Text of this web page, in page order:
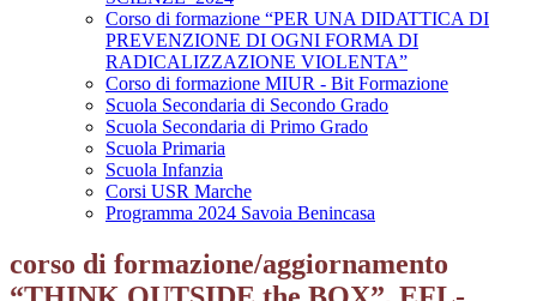
Corso di formazione “PER UNA DIDATTICA DI
PREVENZIONE DI OGNI FORMA DI
RADICALIZZAZIONE VIOLENTA”
Corso di formazione MIUR - Bit Formazione
Scuola Secondaria di Secondo Grado
Scuola Secondaria di Primo Grado
Scuola Primaria
Scuola Infanzia
Corsi USR Marche
Programma 2024 Savoia Benincasa
corso di formazione/aggiornamento